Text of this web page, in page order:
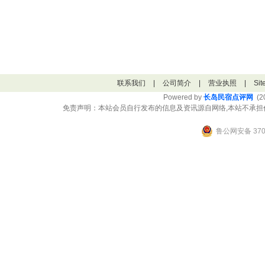
联系我们 公司简介 营业执照
Powered by 长岛民宿点评网
免责声明：本站会员自行发布的信息及资讯源自网络,本站不承
鲁公网安备